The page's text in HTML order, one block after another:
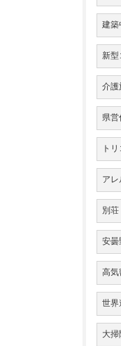
建築
新型
介護
県営
ト
アレ
別荘
安曇
高気
世界
大掃